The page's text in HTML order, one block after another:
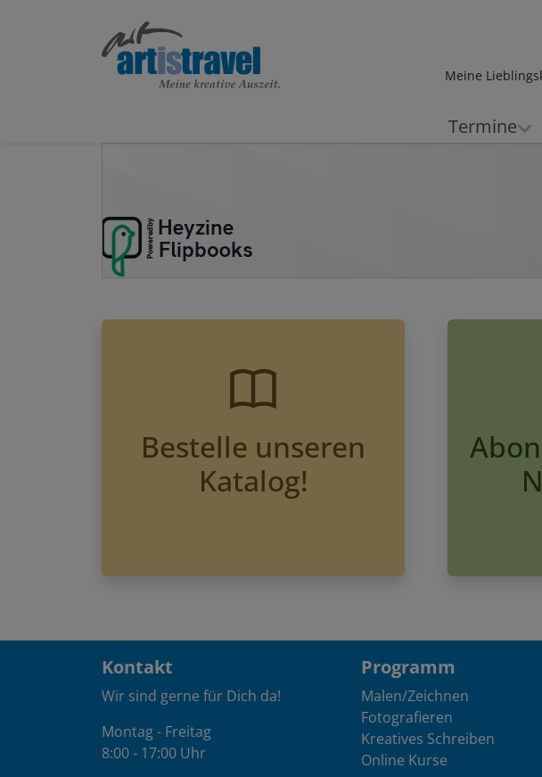
Meine
Termine
Bestelle unseren
Katalog!
Kontakt
Wir sind gerne für Dich da!
Montag - Freitag
8:00 - 17:00 Uhr
Programm
Malen/Zeichnen
Fotografieren
Kreatives Schreiben
Online Kurse